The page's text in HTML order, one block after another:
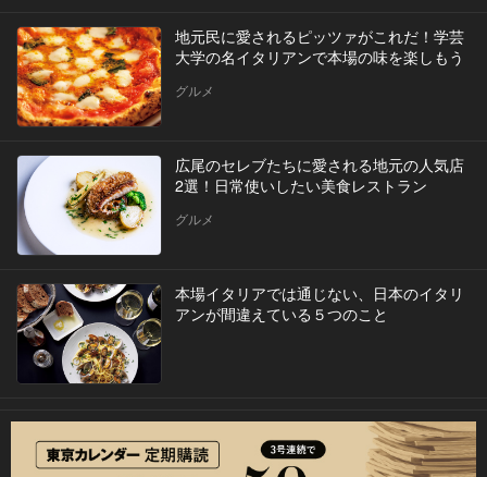
地元民に愛されるピッツァがこれだ！学芸
大学の名イタリアンで本場の味を楽しもう
グルメ
広尾のセレブたちに愛される地元の人気店
2選！日常使いしたい美食レストラン
グルメ
本場イタリアでは通じない、日本のイタリ
アンが間違えている５つのこと